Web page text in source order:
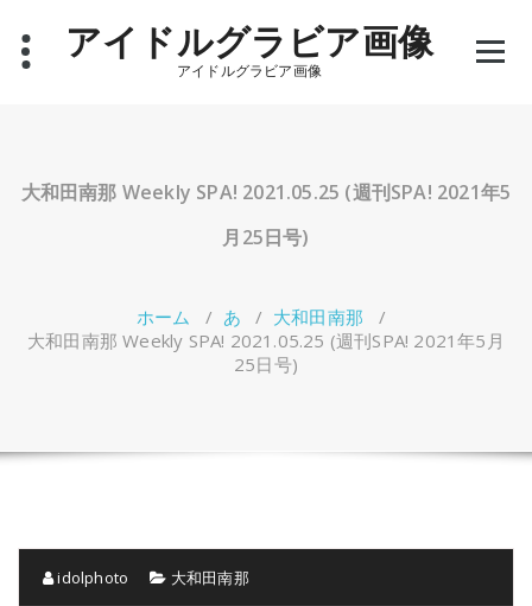
アイドルグラビア画像
アイドルグラビア画像
大和田南那 Weekly SPA! 2021.05.25 (週刊SPA! 2021年5
月25日号)
ホーム / あ / 大和田南那 /
大和田南那 Weekly SPA! 2021.05.25 (週刊SPA! 2021年5月
25日号)
idolphoto 大和田南那